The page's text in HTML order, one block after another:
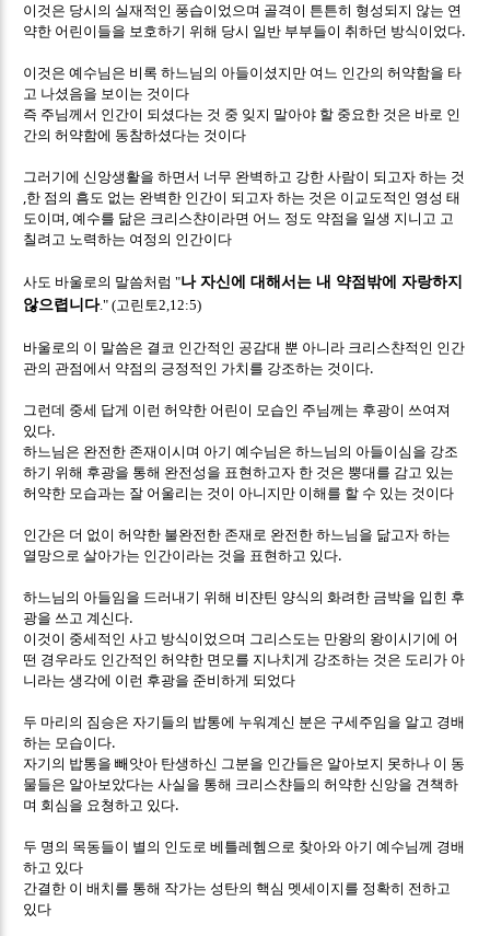
이것은 당시의 실재적인 풍습이었으며 골격이 튼튼히 형성되지 않는 연
약한 어린이들을 보호하기 위해 당시 일반 부부들이 취하던 방식이었다.
이것은 예수님은 비록 하느님의 아들이셨지만 여느 인간의 허약함을 타
고 나셨음을 보이는 것이다
즉 주님께서 인간이 되셨다는 것 중 잊지 말아야 할 중요한 것은 바로 인
간의 허약함에 동참하셨다는 것이다
그러기에 신앙생활을 하면서 너무 완벽하고 강한 사람이 되고자 하는 것
,한 점의 흠도 없는 완벽한 인간이 되고자 하는 것은 이교도적인 영성 태
도이며 ,예수를 닮은 크리스챤이라면 어느 정도 약점을 일생 지니고 고
칠려고 노력하는 여정의 인간이다
사도 바울로의 말씀처럼 "나 자신에 대해서는 내 약점밖에 자랑하지
않으렵니다." (고린토2,12:5)
바울로의 이 말씀은 결코 인간적인 공감대 뿐 아니라 크리스챤적인 인간
관의 관점에서 약점의 긍정적인 가치를 강조하는 것이다.
그런데 중세 답게 이런 허약한 어린이 모습인 주님께는 후광이 쓰여져
있다.
하느님은 완전한 존재이시며 아기 예수님은 하느님의 아들이심을 강조
하기 위해 후광을 통해 완전성을 표현하고자 한 것은 뿡대를 감고 있는
허약한 모습과는 잘 어울리는 것이 아니지만 이해를 할 수 있는 것이다
인간은 더 없이 허약한 불완전한 존재로 완전한 하느님을 닮고자 하는
열망으로 살아가는 인간이라는 것을 표현하고 있다.
하느님의 아들임을 드러내기 위해 비쟌틴 양식의 화려한 금박을 입힌 후
광을 쓰고 계신다.
이것이 중세적인 사고 방식이었으며 그리스도는 만왕의 왕이시기에 어
떤 경우라도 인간적인 허약한 면모를 지나치게 강조하는 것은 도리가 아
니라는 생각에 이런 후광을 준비하게 되었다
두 마리의 짐승은 자기들의 밥통에 누워계신 분은 구세주임을 알고 경배
하는 모습이다.
자기의 밥통을 빼앗아 탄생하신 그분을 인간들은 알아보지 못하나 이 동
물들은 알아보았다는 사실을 통해 크리스챤들의 허약한 신앙을 견책하
며 회심을 요쳥하고 있다.
두 명의 목동들이 별의 인도로 베틀레헴으로 찾아와 아기 예수님께 경배
하고 있다
간결한 이 배치를 통해 작가는 성탄의 핵심 멧세이지를 정확히 전하고
있다